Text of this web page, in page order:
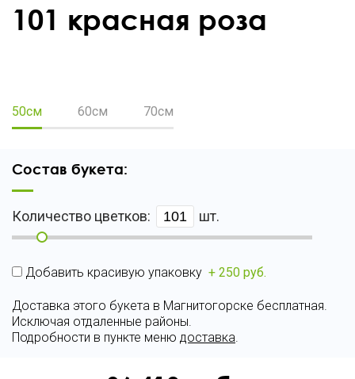
101 красная роза
50см 60см 70см
Состав букета:
Количество цветков: шт.
Добавить красивую упаковку + 250 руб.
Доставка этого букета в Магнитогорске бесплатная.
Исключая отдаленные районы.
Подробности в пункте меню доставка